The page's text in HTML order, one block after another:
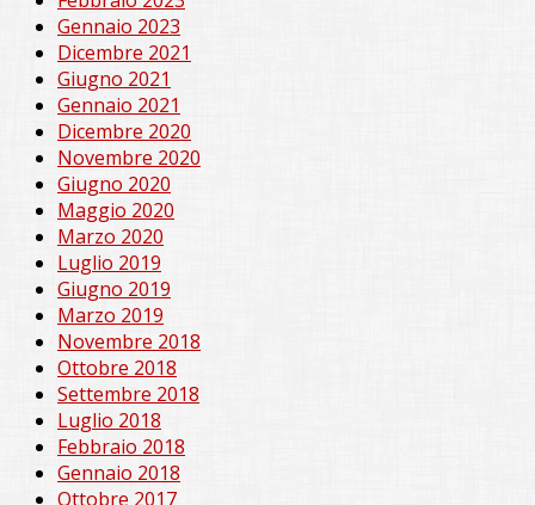
Gennaio 2023
Dicembre 2021
Giugno 2021
Gennaio 2021
Dicembre 2020
Novembre 2020
Giugno 2020
Maggio 2020
Marzo 2020
Luglio 2019
Giugno 2019
Marzo 2019
Novembre 2018
Ottobre 2018
Settembre 2018
Luglio 2018
Febbraio 2018
Gennaio 2018
Ottobre 2017